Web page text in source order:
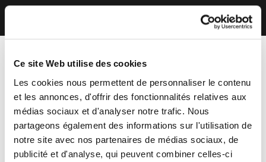
Ce site Web utilise des cookies
Les cookies nous permettent de personnaliser le contenu
et les annonces, d'offrir des fonctionnalités relatives aux
médias sociaux et d'analyser notre trafic. Nous
partageons également des informations sur l'utilisation de
notre site avec nos partenaires de médias sociaux, de
publicité et d'analyse, qui peuvent combiner celles-ci